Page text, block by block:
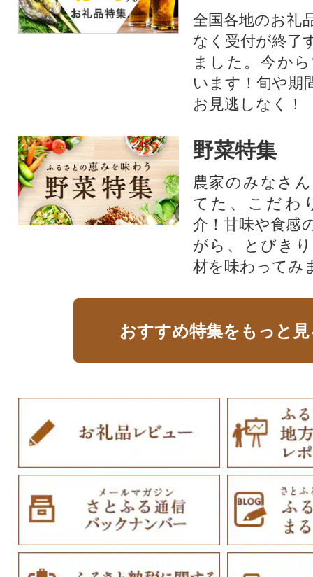
全国各地のお礼
なく受付が終了
ました。今か
います！旬や期
お見逃しなく！
野菜特集
農家のみなさ
てた、こだわ
介！甘味や食感
がら、とびき
材を味わってみ
おすすめ特集をもっと